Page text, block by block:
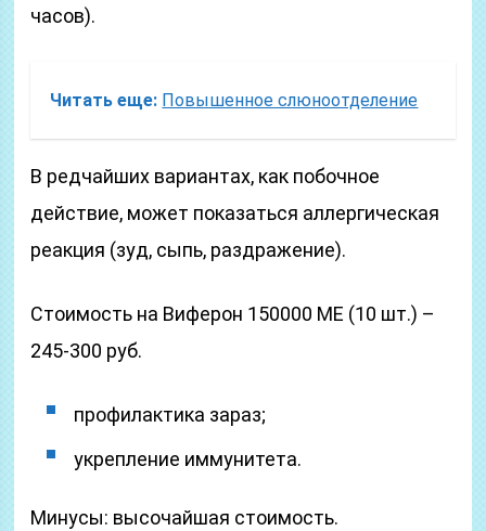
часов).
Читать еще: Повышенное слюноотделение
В редчайших вариантах, как побочное
действие, может показаться аллергическая
реакция (зуд, сыпь, раздражение).
Стоимость на Виферон 150000 МЕ (10 шт.) –
245-300 руб.
профилактика зараз;
укрепление иммунитета.
Минусы: высочайшая стоимость.